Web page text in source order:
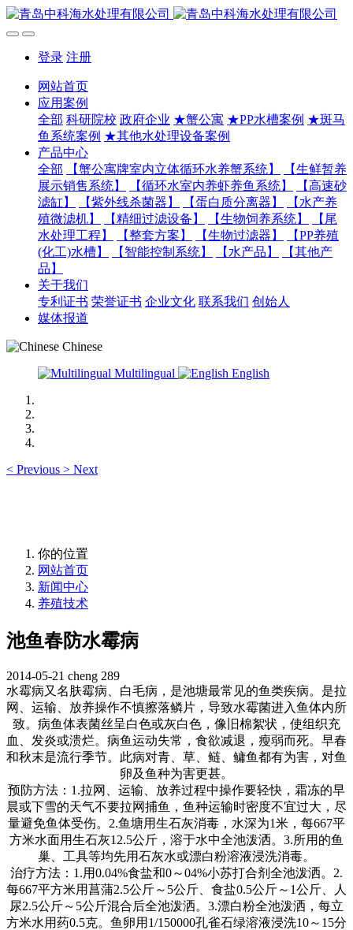
登录 注册
网站首页
应用案例
全部 科研院校 政府企业 ★蟹公寓 ★PP水槽案例 ★斑马
鱼系统案例 ★其他水处理设备案例
产品中心
全部
【蟹公寓牌室内立体循环水养蟹系统】
【生鲜暂养
展示销售系统】
【循环水室内养虾养鱼系统】
【高速砂
滤缸】
【紫外线杀菌器】 【蛋白质分离器】
【水产养
殖微滤机】
【精细过滤设备】 【生物饲养系统】
【尾
水处理工程】
【整套方案】 【生物过滤器】
【PP养殖
(化工)水槽】
【智能控制系统】 【水产品】
【其他产
品】
关于我们
专利证书 荣誉证书 企业文化 联系我们 创始人
媒体报道
Chinese
Multilingual
English
< Previous > Next
你的位置
网站首页
新闻中心
养殖技术
池鱼春防水霉病
2014-05-21 cheng 289
水霉病又名肤霉病、白毛病，是池塘最常见的鱼类疾病。是拉
网、运输、放养操作不慎擦落鳞片，导致水霉菌进入鱼体内所
致。病鱼体表菌丝呈白色或灰白色，像旧棉絮状，使组织充
血、发炎或溃烂。病鱼运动失常，食欲减退，瘦弱而死。早春
和秋末是流行季节。此病对青、草、鲢、鳙鱼都有为害，对鱼
卵及鱼种为害更甚。
预防方法： 1.拉网、运输、放养过程中操作要轻快，霜冻的早
晨或下雪的天气不要拉网捕鱼，鱼种运输时密度不宜过大，尽
量避免鱼体受伤。 2.鱼塘用生石灰消毒，水深为1米，每667平
方米水面用生石灰12.5公斤，溶于水中全池泼洒。 3.所用的鱼
巢、工具等均先用石灰水或漂白粉溶液浸洗消毒。
治疗方法： 1.用0.04%食盐和0～04%小苏打合剂全池泼洒。 2.
每667平方米用菖蒲2.5公斤～ 5公斤、食盐0.5公斤～ 1公斤、人
尿2.5公斤～ 5公斤混合后全池泼洒。 3.漂白粉全池泼洒，每立
方米水用药0.5克。鱼卵用 1/150000孔雀石绿溶液浸洗10～ 15分